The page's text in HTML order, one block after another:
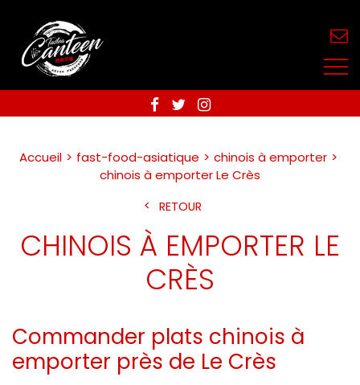
Accueil fast-food-asiatique
chinois à emporter
chinois à emporter Le Crès
RETOUR
CHINOIS À EMPORTER LE
CRÈS
Commander plats chinois à
emporter près de Le Crès